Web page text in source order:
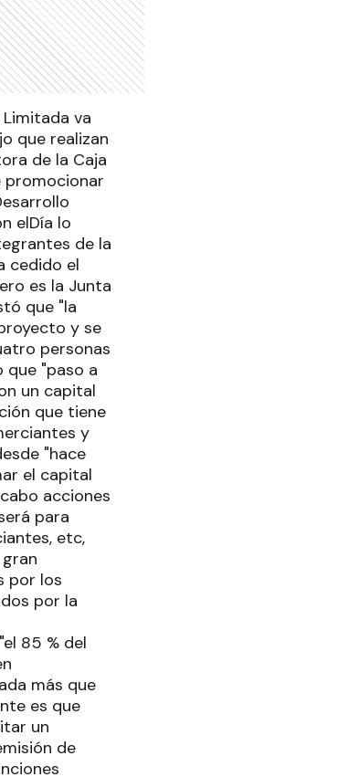
va
que realizan
de la Caja
promocionar
elDía lo
de la
cedido el
es la Junta
que "la
y se
personas
que "paso a
un capital
que tiene
y
"hace
el capital
acciones
para
etc,
por los
por la
85 % del
más que
es que
un
de